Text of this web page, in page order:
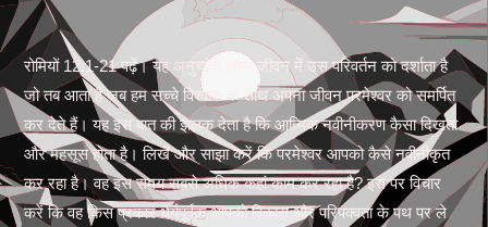
रोमियों 12:1-21 पढ़ें। यह अनुच्छेद हमारे जीवन में उस परिवर्तन को दर्शाता है
जो तब आता है जब हम सच्चे विश्वास के साथ अपना जीवन परमेश्वर को समर्पित
कर देते हैं। यह इस बात की झलक देता है कि आत्मिक नवीनीकरण कैसा दिखता
और महसूस होता है। लिखें और साझा करें कि परमेश्वर आपको कैसे नवीनीकृत
कर रहा है। वह इस समय सबसे अधिक कहां काम कर रहा है? इस पर विचार
करें कि वह किस प्रकार धैर्यपूर्वक आपको विकास और परिपक्वता के पथ पर ले